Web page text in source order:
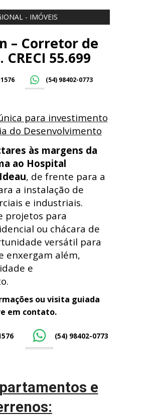
- IMÓVEIS
– Corretor de
55.699
1576 (54) 98402-0773
para investimento
do Desenvolvimento
às margens da
ao Hospital
, de frente para a
a instalação de
e industriais.
projetos para
ou chácara de
versátil para
enxergam além,
e
ou visita guiada
em contato.
1576 (54) 98402-0773
e